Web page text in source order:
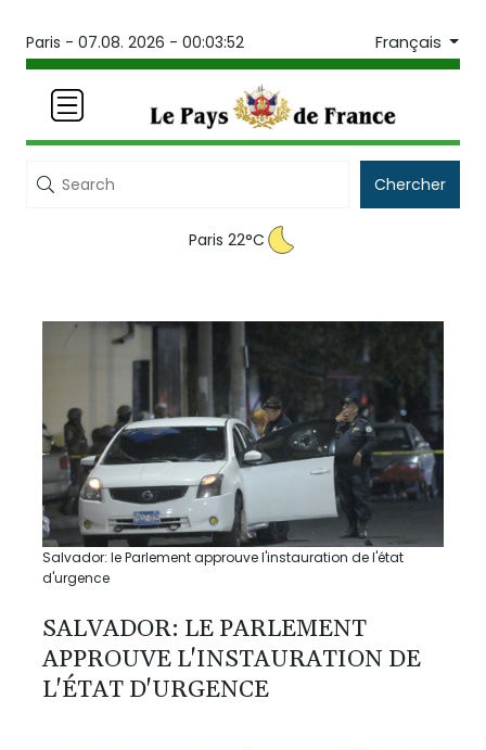
Paris - 07.08. 2026 - 00:03:52 Français
Chercher
Paris 22°C
Salvador: le Parlement approuve l'instauration de l'état
d'urgence
SALVADOR: LE PARLEMENT
APPROUVE L'INSTAURATION DE
L'ÉTAT D'URGENCE